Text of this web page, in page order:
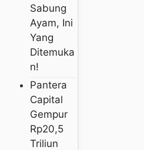
Sabung
Ayam, Ini
Yang
Ditemuka
N!
Pantera
Capital
Gempur
Rp20,5
Triliun